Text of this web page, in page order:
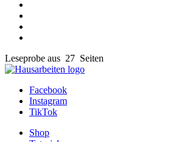
Leseprobe aus 27 Seiten
Facebook
Instagram
TikTok
Shop